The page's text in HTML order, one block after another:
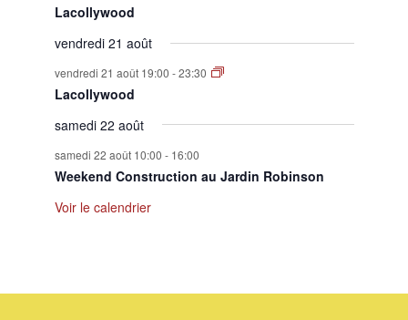
Lacollywood
vendredi 21 août
vendredi 21 août 19:00 -23:30
Lacollywood
samedi 22 août
samedi 22 août 10:00 - 16:00
Weekend Construction au Jardin Robinson
Voir le calendrier